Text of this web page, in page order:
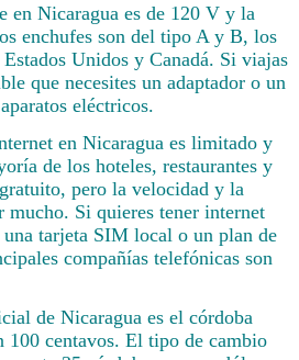
en Nicaragua es de 120 V y la
enchufes son del tipo A y B, los
Unidos y Canadá. Si viajas
que necesites un adaptador o un
eléctricos.
en Nicaragua es limitado y
de los hoteles, restaurantes y
pero la velocidad y la
mucho. Si quieres tener internet
tarjeta SIM local o un plan de
compañías telefónicas son
de Nicaragua es el córdoba
100 centavos. El tipo de cambio